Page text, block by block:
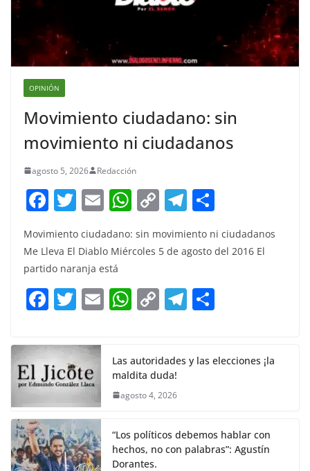
OPINIÓN
Movimiento ciudadano: sin
movimiento ni ciudadanos
agosto 5, 2026 Redacción
F
a
c
e
b
o
k
T
w
itt
er
E
m
ai
l
W
h
at
A
p
C
p
Li
n
T
e
gr
a
m
h
ar
Movimiento ciudadano: sin movimiento ni ciudadanos
Me Lleva El Diablo Miércoles 5 de agosto del 2016 El
partido naranja está
F
c
e
b
o
o
k
T
itt
er
E W
s
A
p
C
y
Li
k
T
gr e
Las autoridades y las elecciones ¡la
maldita duda!
agosto 4, 2026
“Los políticos debemos hablar con
hechos, no con palabras”: Agustín
Dorantes.